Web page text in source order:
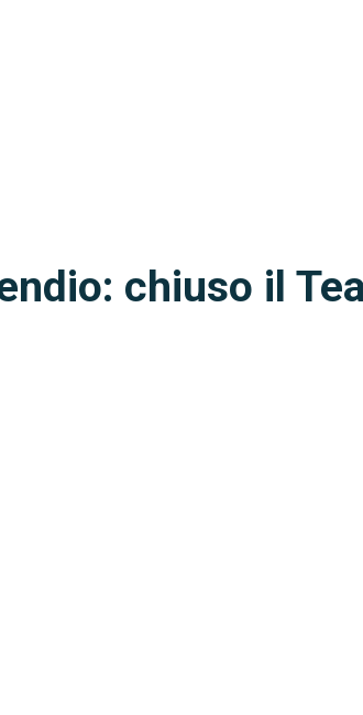
chiuso il